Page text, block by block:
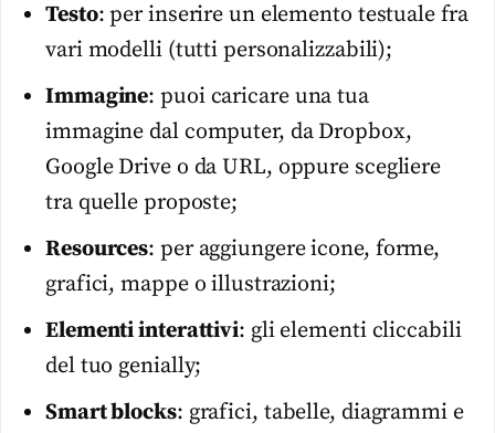
Testo: per inserire un elemento testuale fra
vari modelli (tutti personalizzabili);
Immagine: puoi caricare una tua
immagine dal computer, da Dropbox,
Google Drive o da URL, oppure scegliere
tra quelle proposte;
Resources: per aggiungere icone, forme,
grafici, mappe o illustrazioni;
Elementi interattivi: gli elementi cliccabili
del tuo genially;
Smart blocks: grafici, tabelle, diagrammi e